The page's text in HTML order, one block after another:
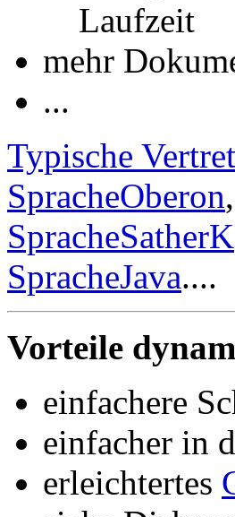
Laufzeit
mehr
...
Typische
SpracheOberon,
SpracheSatherK
SpracheJava....
Vorteile
einfachere
einfacher in
erleichtertes